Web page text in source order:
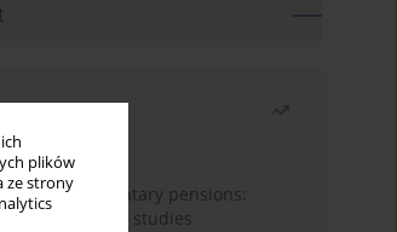
plików
ze strony
czytane
Rok
in voluntary pensions:
OECD case studies